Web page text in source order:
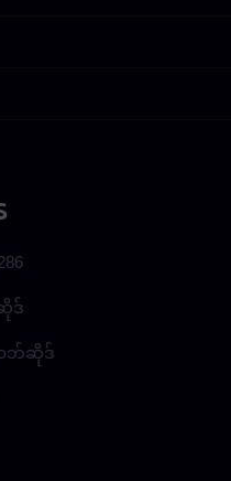
ဒ်
ဘ်ဆိုဒ်